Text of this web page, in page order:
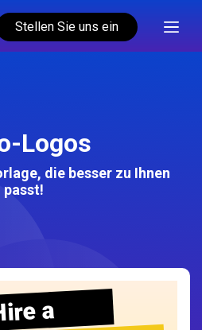
Stellen Sie uns ein
Logos
die besser zu Ihnen
passt!
a